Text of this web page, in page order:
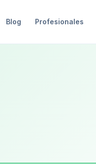
Blog Profesionales